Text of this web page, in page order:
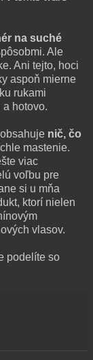
na suché
Ale
Ani tejto, hoci
aspoň mierne
rukami
hotovo.
nič, čo
mastenie.
viac
voľbu pre
si u mňa
ktorí nielen
vlasov.
podelíte so